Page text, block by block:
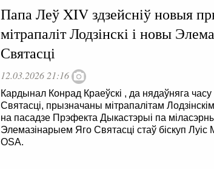
Папа Леў XIV здзейсніў новыя
мітрапаліт Лодзінскі і новы
Святасці
12.03.2026 21:16
Кардынал Конрад Краеўскі , да нядаўняга
Святасці, прызначаны мітрапалітам
на пасадзе Прэфекта Дыкастэрыі па
Элемазінарыем Яго Святасці стаў біскуп
OSA.